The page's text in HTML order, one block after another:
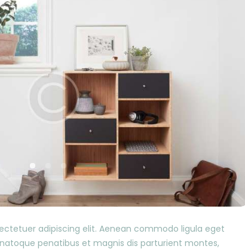
adipiscing elit. Aenean commodo ligula eget
penatibus et magnis dis parturient montes,